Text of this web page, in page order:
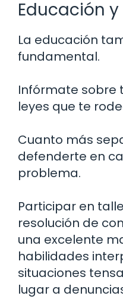
Educación
La educación
fundamental.
Infórmate sobre
leyes que te
Cuanto más
defenderte en
problema.
Participar en
resolución de
una excelente
habilidades
situaciones
lugar a